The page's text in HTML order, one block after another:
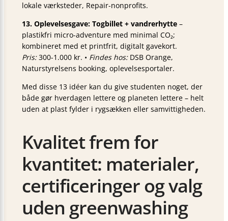
lokale værksteder, Repair-nonprofits.
13. Oplevelsesgave: Togbillet + vandrerhytte –
plastikfri micro-adventure med minimal CO₂;
kombineret med et printfrit, digitalt gavekort.
Pris:300-1.000 kr. • Findes hos:DSB Orange,
Naturstyrelsens booking, oplevelsesportaler.
Med disse 13 idéer kan du give studenten noget, der
både gør hverdagen lettere og planeten lettere – helt
uden at plast fylder i rygsækken eller samvittigheden.
Kvalitet frem for
kvantitet: materialer,
certificeringer og valg
uden greenwashing